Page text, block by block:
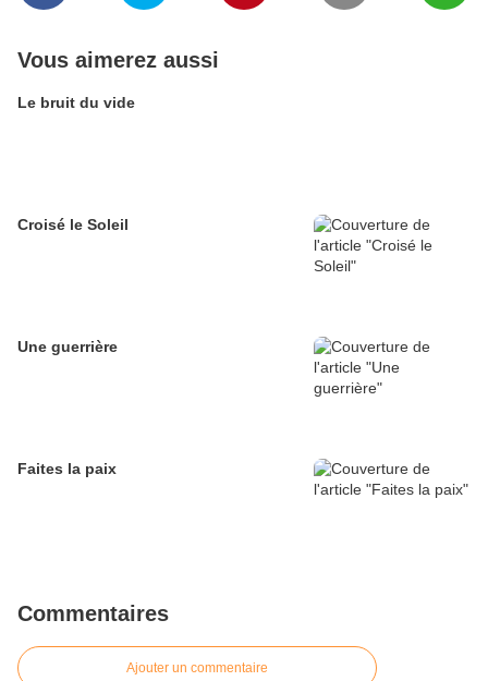
Vous aimerez aussi
Le bruit du vide
Croisé le Soleil
Une guerrière
Faites la paix
Commentaires
Ajouter un commentaire